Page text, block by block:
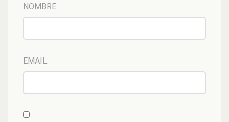
NOMBRE
EMAIL: